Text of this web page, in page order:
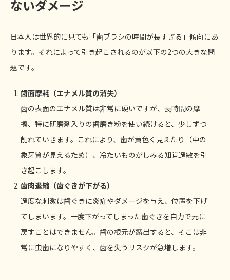
ないダメージ
日本人は世界的に見ても「歯ブラシの時間が長すぎる」傾向にあ
ります。それによって引き起こされるのが以下の2つの大きな問
題です。
歯面摩耗（エナメル質の消失）
歯の表面のエナメル質は非常に硬いですが、長時間の摩
擦、特に研磨剤入りの歯磨き粉を使い続けると、少しずつ
削れていきます。これにより、歯が黄色く見えたり（中の
象牙質が見えるため）、冷たいものがしみる知覚過敏を引
き起こします。
歯肉退縮（歯ぐきが下がる）
過度な刺激は歯ぐきに炎症やダメージを与え、位置を下げ
てしまいます。一度下がってしまった歯ぐきを自力で元に
戻すことはできません。歯の根元が露出すると、そこは非
常に虫歯になりやすく、歯を失うリスクが急増します。